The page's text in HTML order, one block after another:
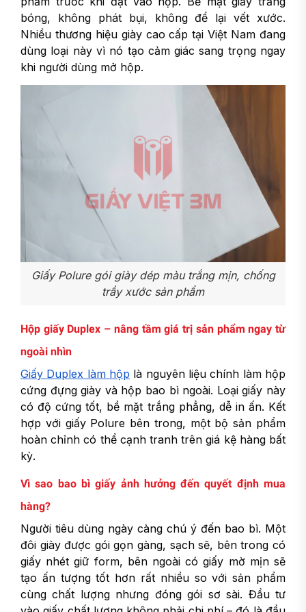
bóng, không phát bụi, không để lại vết xước.
Nhiều thương hiệu giày cao cấp tại Việt Nam đang
dùng loại này vì nó tạo cảm giác sang trọng ngay
khi người dùng mở hộp.
Giấy Polure gói giày dép màu trắng mịn, chống
trầy xước sản phẩm
Hộp giấy Duplex – nâng tầm giá trị sản phẩm ngay từ
ngoài nhìn
Giấy Duplex làm hộp là nguyên liệu chính làm hộp
cứng đựng giày và hộp bao bì ngoài. Loại giấy này
có độ cứng tốt, bề mặt trắng phẳng, dễ in ấn. Kết
hợp với giấy Polure bên trong, một bộ sản phẩm
hoàn chỉnh có thể cạnh tranh trên giá kệ hàng bất
kỳ.
Vì sao bao bì giấy ảnh hưởng đến quyết định mua
hàng?
Người tiêu dùng ngày càng chú ý đến bao bì. Một
đôi giày được gói gọn gàng, sạch sẽ, bên trong có
giấy nhét giữ form, bên ngoài có giấy mờ mịn sẽ
tạo ấn tượng tốt hơn rất nhiều so với sản phẩm
cùng chất lượng nhưng đóng gói sơ sài. Đầu tư